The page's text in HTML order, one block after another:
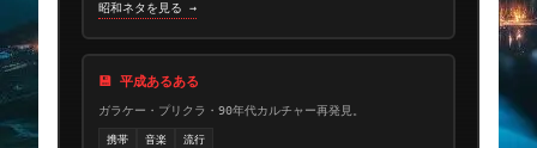
昭和ネタを見る →
💾 平成あるある
ガラケー・プリクラ・90年代カルチャー再発見。
携帯 音楽 流行